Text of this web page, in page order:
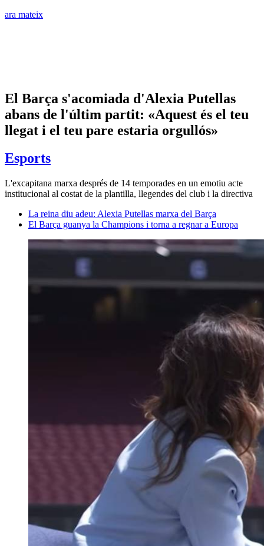
ara mateix
El Barça s'acomiada d'Alexia Putellas
abans de l'últim partit: «Aquest és el teu
llegat i el teu pare estaria orgullós»
Esports
L'excapitana marxa després de 14 temporades en un emotiu acte
institucional al costat de la plantilla, llegendes del club i la directiva
La reina diu adeu: Alexia Putellas marxa del Barça
El Barça guanya la Champions i torna a regnar a Europa